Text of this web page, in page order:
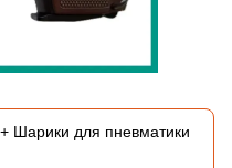
Шарики для пневматики